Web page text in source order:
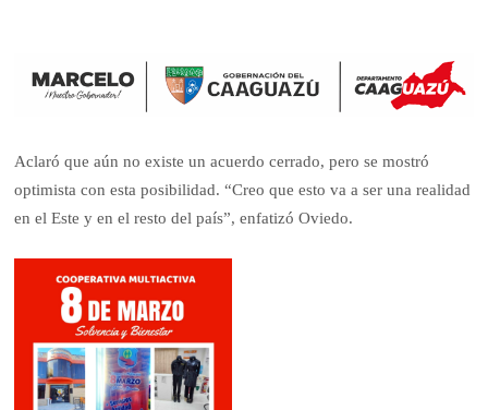
Aclaró que aún no existe un acuerdo cerrado, pero se mostró
optimista con esta posibilidad. “Creo que esto va a ser una realidad
en el Este y en el resto del país”, enfatizó Oviedo.